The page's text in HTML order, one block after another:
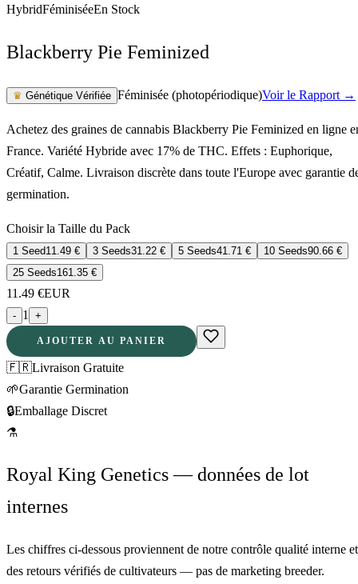
HybridFéminiséeEn Stock
Blackberry Pie Feminized
♛ Génétique Vérifiée Féminisée (photopériodique)Voir le Rapport →
Achetez des graines de cannabis Blackberry Pie Feminized en ligne
France. Variété Hybride avec 17% de THC. Effets : Euphorique,
Créatif, Calme. Livraison discrète dans toute l'Europe avec garantie
germination.
Choisir la Taille du Pack
1 Seed11.49 € 3 Seeds31.22 € 5 Seeds41.71 € 10 Seeds90.66 €
25 Seeds161.35 €
11.49 €EUR
- 1 +
AJOUTER AU PANIER
🇫🇷Livraison Gratuite
🌱Garantie Germination
🔒Emballage Discret
⚗
Royal King Genetics — données de lot
internes
Les chiffres ci-dessous proviennent de notre contrôle qualité interne et
des retours vérifiés de cultivateurs — pas de marketing breeder.